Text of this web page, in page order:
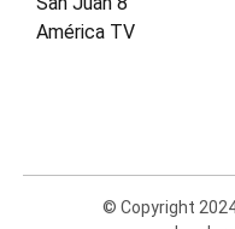
América TV
© Copyright 2024